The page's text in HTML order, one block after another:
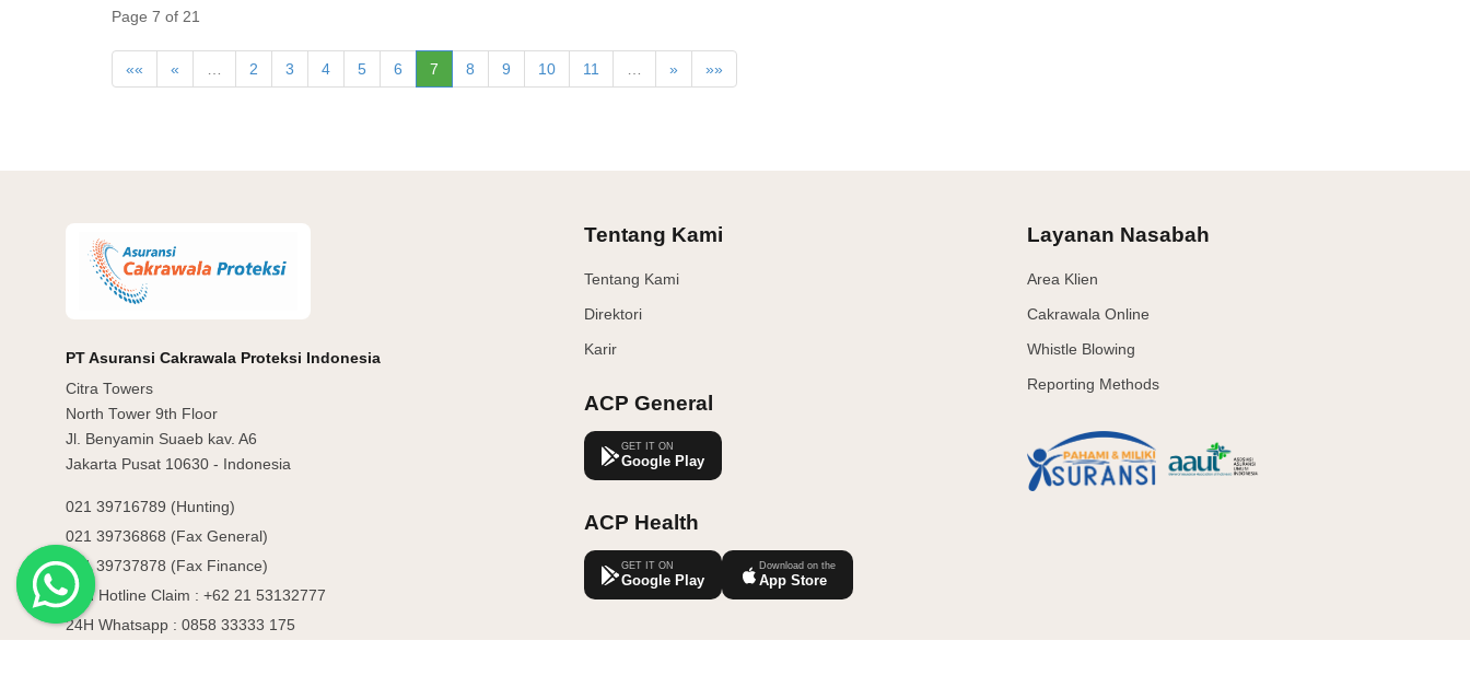
Page 7 of 21
«« « 2 3 4 5 6 7 8 9 10 11 » »»
PT Asuransi Cakrawala Proteksi Indonesia
Citra Towers
North Tower 9th Floor
Jl. Benyamin Suaeb kav. A6
Jakarta Pusat 10630 - Indonesia
021 39716789 (Hunting)
021 39736868 (Fax General)
021 39737878 (Fax Finance)
24H Hotline Claim : +62 21 53132777
24H Whatsapp : 0858 33333 175
Tentang Kami
Tentang Kami
Direktori
Karir
ACP General
GET IT ON
Google Play
ACP Health
GET IT ON
Google Play
Download on the
App Store
Layanan Nasabah
Area Klien
Cakrawala Online
Whistle Blowing
Reporting Methods